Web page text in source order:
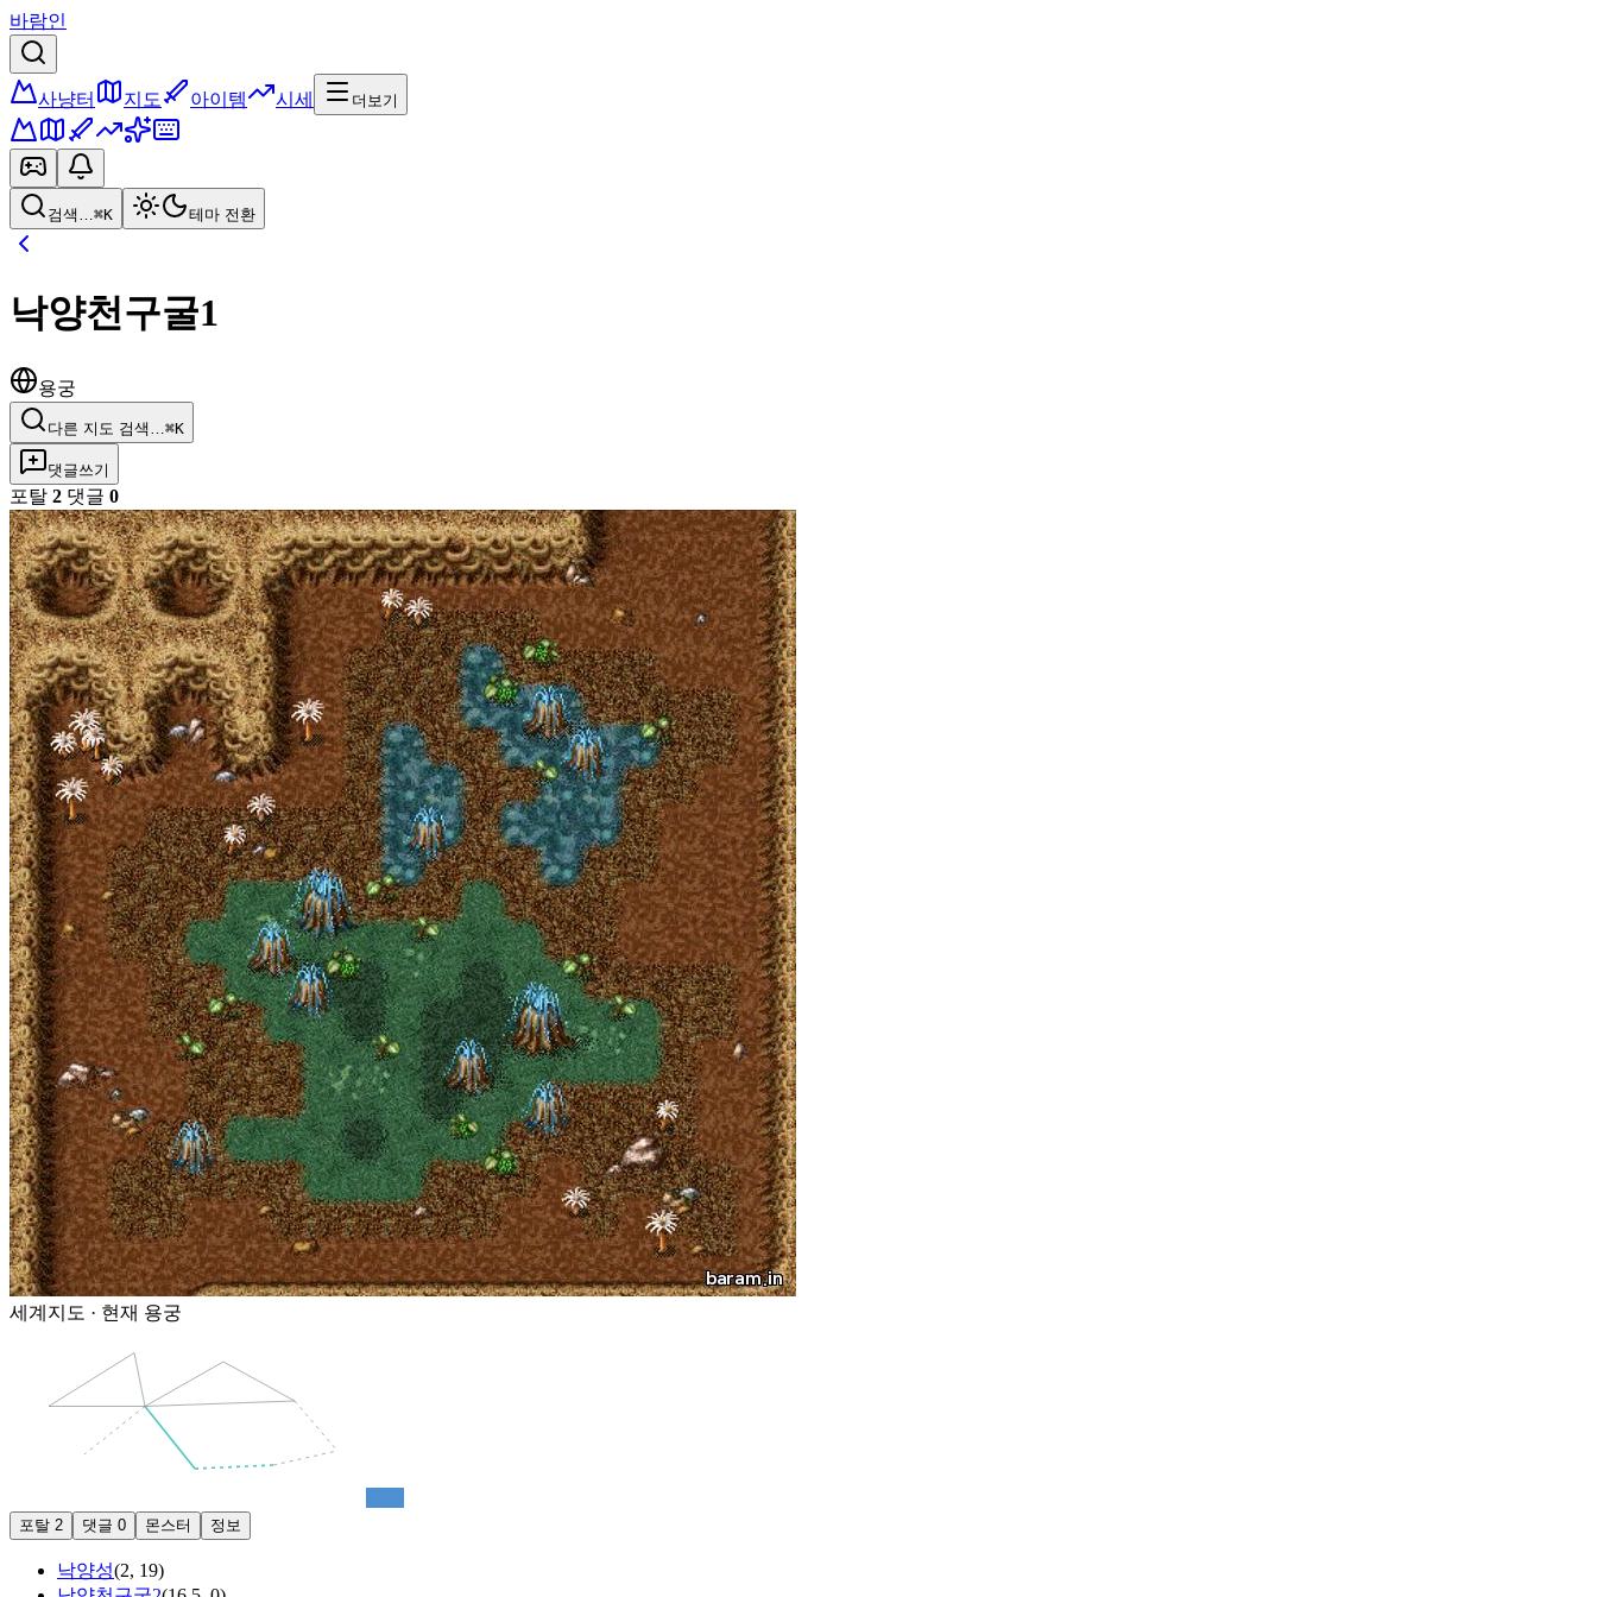
바람인
사냥터 지도 아이템 시세 더보기
검색…⌘K 테마 전환
낙양천구굴1
용궁
다른 지도 검색… ⌘K
댓글쓰기
포탈 2 댓글 0
세계지도 · 현재 용궁
포탈 2 댓글 0 몬스터 정보
낙양성(2, 19)